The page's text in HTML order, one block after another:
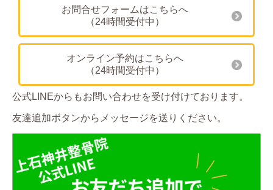
お問合せフォームはこちらへ
（24時間受付中）
オンライン予約はこちらへ
（24時間受付中）
公式LINEからもお問い合わせを受け付けております。
友達追加ボタンからメッセージを送りください。